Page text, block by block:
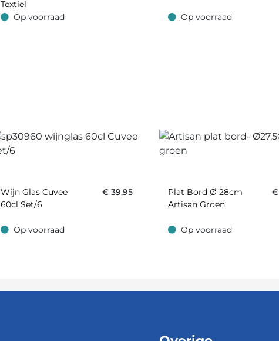
Textiel
Op voorraad
Op voorraad Op voorraad
Op voorraad
Wijn Glas Cuvee
60cl Set/6
€ 39,95
Op voorraad
Op voorraad
Plat Bord Ø 28cm
Artisan Groen
€
Op voorraad
Op voorraad